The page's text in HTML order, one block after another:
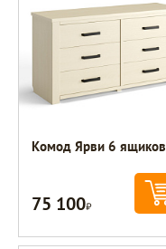
Комод Ярви 6 ящиков
75 100Р